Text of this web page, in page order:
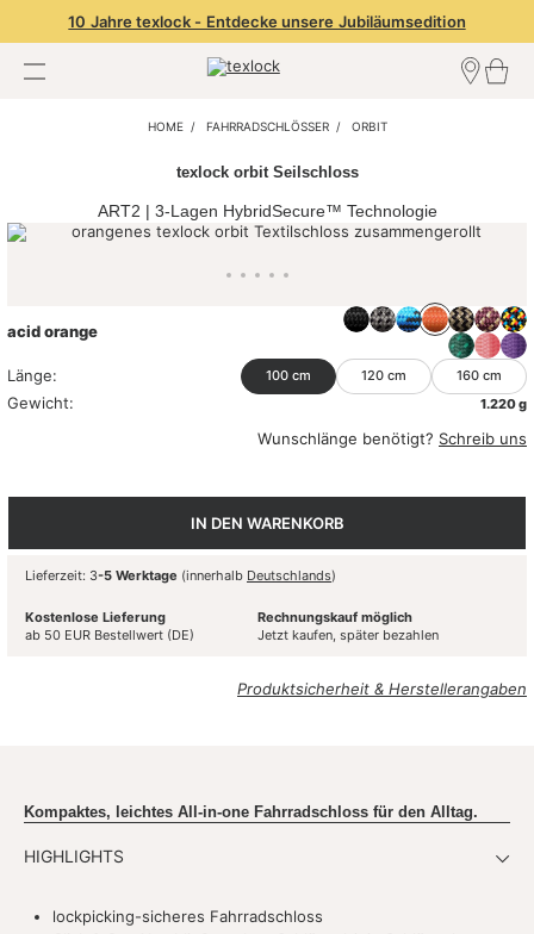
10 Jahre texlock - Entdecke unsere Jubiläumsedition
Händler finden
HOME FAHRRADSCHLÖSSER ORBIT
texlock orbit Seilschloss
ART2 | 3-Lagen HybridSecure™ Technologie
acid orange
Länge: 100 cm 120 cm 160 cm
Gewicht: 1.220 g
Wunschlänge benötigt? Schreib uns
IN DEN WARENKORB
Lieferzeit: 3-5 Werktage (innerhalb Deutschlands)
Kostenlose Lieferung
ab 50 EUR Bestellwert (DE)
Rechnungskauf möglich
Jetzt kaufen, später bezahlen
Produktsicherheit & Herstellerangaben
Kompaktes, leichtes All-in-one Fahrradschloss für den Alltag.
HIGHLIGHTS
lockpicking-sicheres Fahrradschloss